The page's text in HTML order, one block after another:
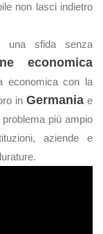
non lasci indietro
una sfida senza
economica
economica con la
inGermania e
più ampio
aziende e